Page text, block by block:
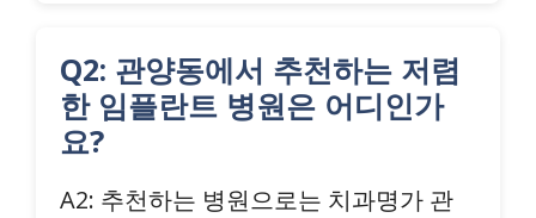
Q2: 관양동에서 추천하는 저렴
한 임플란트 병원은 어디인가
요?
A2: 추천하는 병원으로는 치과명가 관